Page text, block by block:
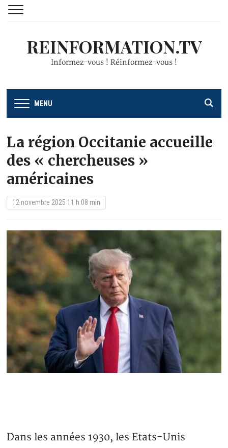
REINFORMATION.TV
Informez-vous ! Réinformez-vous !
MENU
La région Occitanie accueille
des « chercheuses »
américaines
12 novembre 2025 11 h 08 min
Dans les années 1930, les Etats-Unis